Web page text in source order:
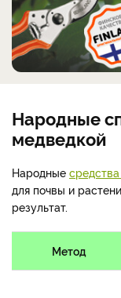
Народные
медведкой
Народные
для почвы и
результат.
Метод